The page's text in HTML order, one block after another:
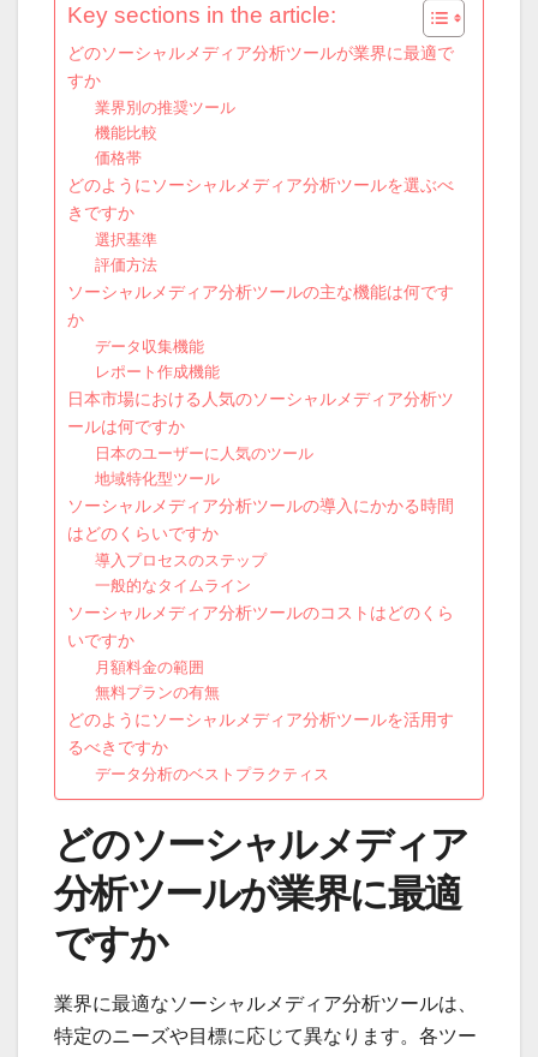
Key sections in the article:
どのソーシャルメディア分析ツールが業界に最適で
すか
業界別の推奨ツール
機能比較
価格帯
どのようにソーシャルメディア分析ツールを選ぶべ
きですか
選択基準
評価方法
ソーシャルメディア分析ツールの主な機能は何です
か
データ収集機能
レポート作成機能
日本市場における人気のソーシャルメディア分析ツ
ールは何ですか
日本のユーザーに人気のツール
地域特化型ツール
ソーシャルメディア分析ツールの導入にかかる時間
はどのくらいですか
導入プロセスのステップ
一般的なタイムライン
ソーシャルメディア分析ツールのコストはどのくら
いですか
月額料金の範囲
無料プランの有無
どのようにソーシャルメディア分析ツールを活用す
るべきですか
データ分析のベストプラクティス
どのソーシャルメディア
分析ツールが業界に最適
ですか
業界に最適なソーシャルメディア分析ツールは、
特定のニーズや目標に応じて異なります。各ツー